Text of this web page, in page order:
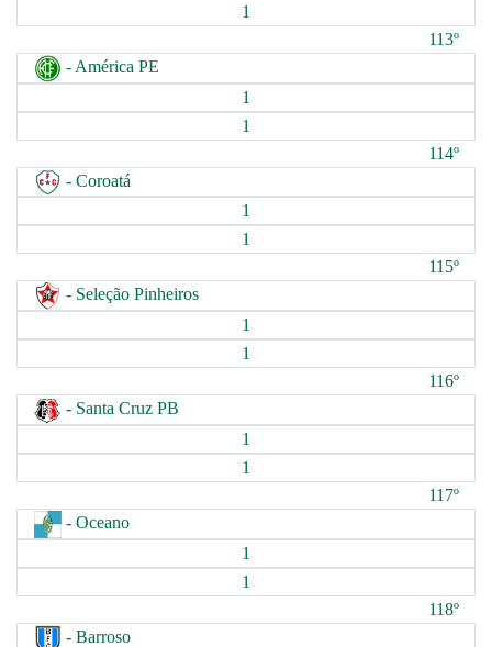
1
113º
- América PE
1
1
114º
- Coroatá
1
1
115º
- Seleção Pinheiros
1
1
116º
- Santa Cruz PB
1
1
117º
- Oceano
1
1
118º
- Barroso